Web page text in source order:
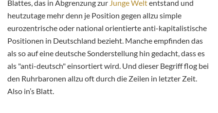
Blattes, das in Abgrenzung zur Junge Weltentstand und
heutzutage mehr denn je Position gegen allzu simple
eurozentrische oder national orientierte anti-kapitalistische
Positionen in Deutschland bezieht. Manche empfinden das
als so auf eine deutsche Sonderstellung hin gedacht, dass es
als "anti-deutsch" einsortiert wird. Und dieser Begriff flog bei
den Ruhrbaronen allzu oft durch die Zeilen in letzter Zeit.
Also in’s Blatt.